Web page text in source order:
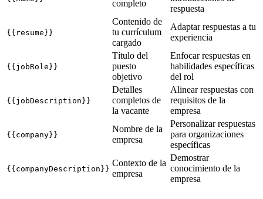
completo
respuesta
{{resume}}
Contenido de
tu currículum
cargado
Adaptar respuestas a tu
experiencia
{{jobRole}}
Título del
puesto
objetivo
Enfocar respuestas en
habilidades específicas
del rol
{{jobDescription}}
Detalles
completos de
la vacante
Alinear respuestas con
requisitos de la
empresa
{{company}}
Nombre de la
empresa
Personalizar respuestas
para organizaciones
específicas
{{companyDescription}}
Contexto de la
empresa
Demostrar
conocimiento de la
empresa